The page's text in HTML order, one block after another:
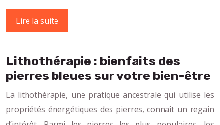
Lire la suite
Lithothérapie : bienfaits des
pierres bleues sur votre bien-être
La lithothérapie, une pratique ancestrale qui utilise les
propriétés énergétiques des pierres, connaît un regain